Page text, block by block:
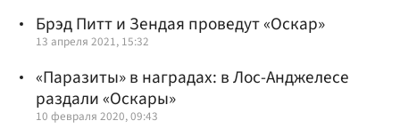
Брэд Питт и Зендая проведут «Оскар»
13 апреля 2021, 15:32
«Паразиты» в наградах: в Лос-Анджелесе
раздали «Оскары»
10 февраля 2020, 09:43